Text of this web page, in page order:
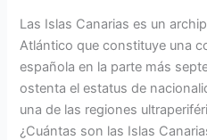
Las Islas Canarias es un
Atlántico que constituye una
española en la parte más
ostenta el estatus de
una de las regiones
¿Cuántas son las Islas